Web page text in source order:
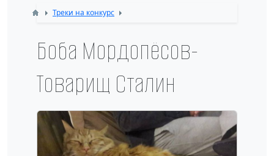
Треки на конкурс
Боба Мордопёсов-
Товарищ Сталин